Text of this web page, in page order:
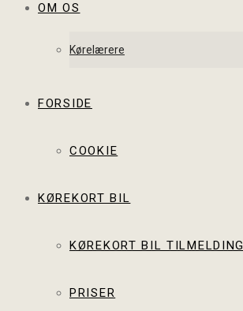
OM OS
Kørelærere
FORSIDE
COOKIE
KØREKORT BIL
KØREKORT BIL TILMELDING
PRISER